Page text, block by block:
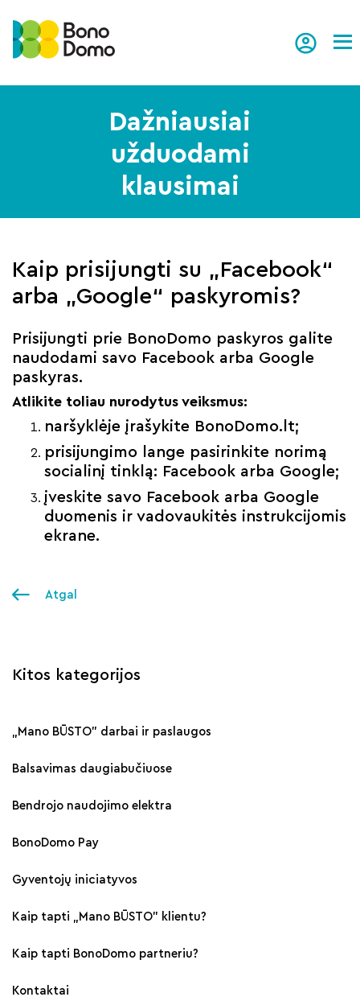
Dažniausiai
užduodami
klausimai
Kaip prisijungti su „Facebook“
arba „Google“ paskyromis?
Prisijungti prie BonoDomo paskyros galite
naudodami savo Facebook arba Google
paskyras.
Atlikite toliau nurodytus veiksmus:
naršyklėje įrašykite BonoDomo.lt;
prisijungimo lange pasirinkite norimą
socialinį tinklą: Facebook arba Google;
įveskite savo Facebook arba Google
duomenis ir vadovaukitės instrukcijomis
ekrane.
Atgal
Kitos kategorijos
„Mano BŪSTO" darbai ir paslaugos
Balsavimas daugiabučiuose
Bendrojo naudojimo elektra
BonoDomo Pay
Gyventojų iniciatyvos
Kaip tapti „Mano BŪSTO" klientu?
Kaip tapti BonoDomo partneriu?
Kontaktai